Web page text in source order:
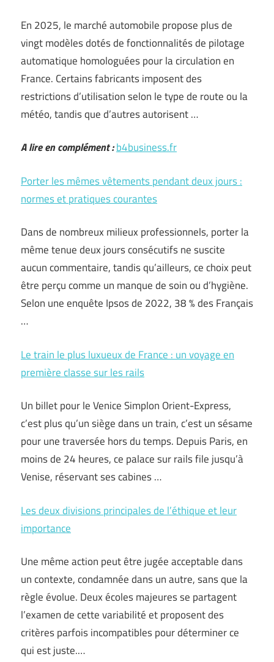
En 2025, le marché automobile propose plus de
vingt modèles dotés de fonctionnalités de pilotage
automatique homologuées pour la circulation en
France. Certains fabricants imposent des
restrictions d’utilisation selon le type de route ou la
météo, tandis que d’autres autorisent …
A lire en complément :b4business.fr
Porter les mêmes vêtements pendant deux jours :
normes et pratiques courantes
Dans de nombreux milieux professionnels, porter la
même tenue deux jours consécutifs ne suscite
aucun commentaire, tandis qu’ailleurs, ce choix peut
être perçu comme un manque de soin ou d’hygiène.
Selon une enquête Ipsos de 2022, 38 % des Français
…
Le train le plus luxueux de France : un voyage en
première classe sur les rails
Un billet pour le Venice Simplon Orient-Express,
c’est plus qu’un siège dans un train, c’est un sésame
pour une traversée hors du temps. Depuis Paris, en
moins de 24 heures, ce palace sur rails file jusqu’à
Venise, réservant ses cabines …
Les deux divisions principales de l’éthique et leur
importance
Une même action peut être jugée acceptable dans
un contexte, condamnée dans un autre, sans que la
règle évolue. Deux écoles majeures se partagent
l’examen de cette variabilité et proposent des
critères parfois incompatibles pour déterminer ce
qui est juste.…